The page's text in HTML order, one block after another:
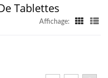
Tablettes
Affichage: